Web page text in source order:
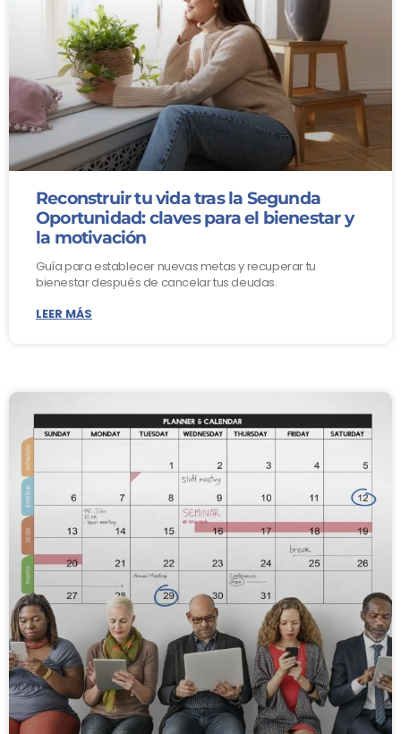
Reconstruir tu vida tras la Segunda
Oportunidad: claves para el bienestar y
la motivación
Guía para establecer nuevas metas y recuperar tu
bienestar después de cancelar tus deudas.
LEER MÁS